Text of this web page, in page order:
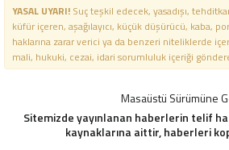
YASAL UYARI!Suç teşkil edecek, yasadışı,
küfür içeren, aşağılayıcı, küçük düşürücü, kaba,
haklarına zarar verici ya da benzeri niteliklerde
mali, hukuki, cezai, idari sorumluluk içeriği
Masaüstü Sürümüne
Sitemizde yayınlanan haberlerin telif
kaynaklarına aittir, haberleri